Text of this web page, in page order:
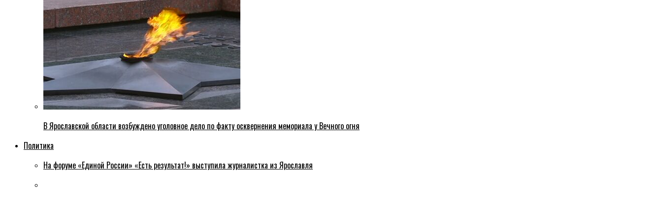
В Ярославской области возбуждено уголовное дело по факту осквернения мемориала у Вечного огня
Политика
На форуме «Единой России» «Есть результат!» выступила журналистка из Ярославля